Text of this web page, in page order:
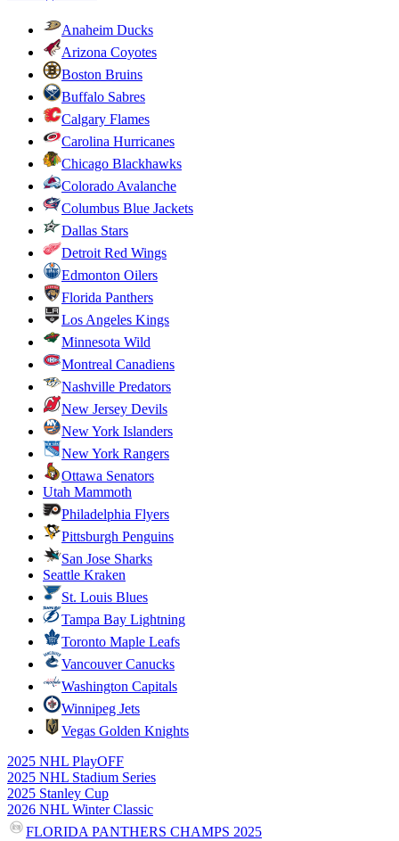
Anaheim Ducks
Arizona Coyotes
Boston Bruins
Buffalo Sabres
Calgary Flames
Carolina Hurricanes
Chicago Blackhawks
Colorado Avalanche
Columbus Blue Jackets
Dallas Stars
Detroit Red Wings
Edmonton Oilers
Florida Panthers
Los Angeles Kings
Minnesota Wild
Montreal Canadiens
Nashville Predators
New Jersey Devils
New York Islanders
New York Rangers
Ottawa Senators
Utah Mammoth
Philadelphia Flyers
Pittsburgh Penguins
San Jose Sharks
Seattle Kraken
St. Louis Blues
Tampa Bay Lightning
Toronto Maple Leafs
Vancouver Canucks
Washington Capitals
Winnipeg Jets
Vegas Golden Knights
2025 NHL PlayOFF
2025 NHL Stadium Series
2025 Stanley Cup
2026 NHL Winter Classic
FLORIDA PANTHERS CHAMPS 2025